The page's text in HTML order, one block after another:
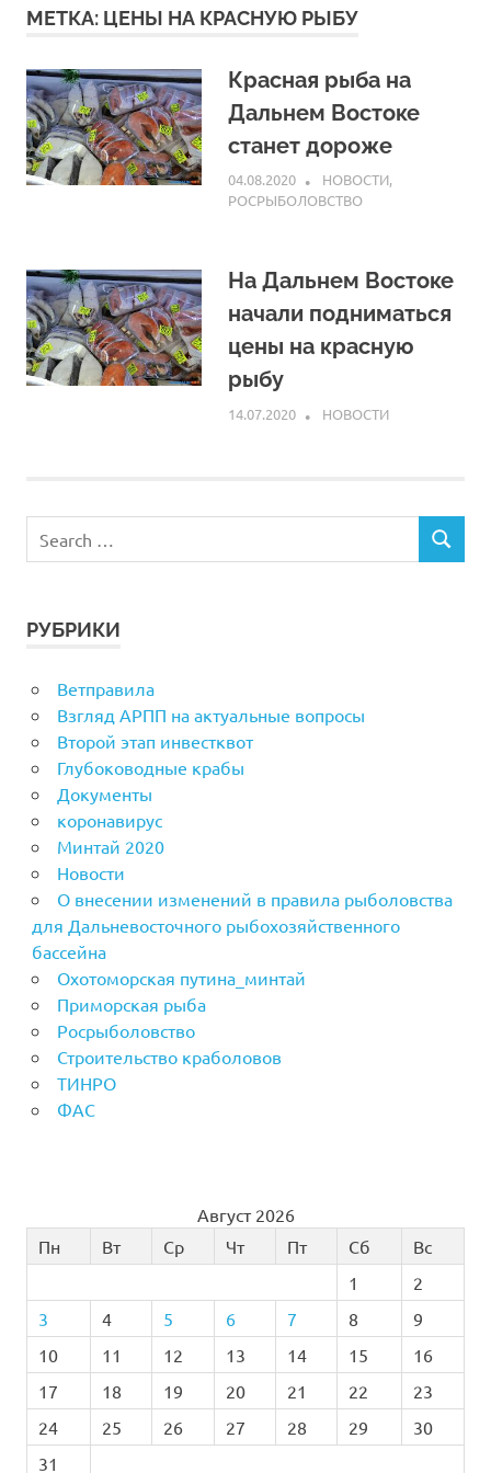
МЕТКА: ЦЕНЫ НА КРАСНУЮ РЫБУ
Красная рыба на
Дальнем Востоке
станет дороже
04.08.2020 ARPP
НОВОСТИ,
РОСРЫБОЛОВСТВО
На Дальнем Востоке
начали подниматься
цены на красную
рыбу
14.07.2020 ARPP
НОВОСТИ
РУБРИКИ
Ветправила
Взгляд АРПП на актуальные вопросы
Второй этап инвестквот
Глубоководные крабы
Документы
коронавирус
Минтай 2020
Новости
О внесении изменений в правила рыболовства
для Дальневосточного рыбохозяйственного
бассейна
Охотоморская путина_минтай
Приморская рыба
Росрыболовство
Строительство краболовов
ТИНРО
ФАС
Август 2026
Пн
Вт Ср Чт Пт Сб
Вс
1
2
3
4 5 6 7 8
9
10
11 12 13 14 15
16
17
18 19 20 21 22
23
24
25 26 27 28 29
30
31